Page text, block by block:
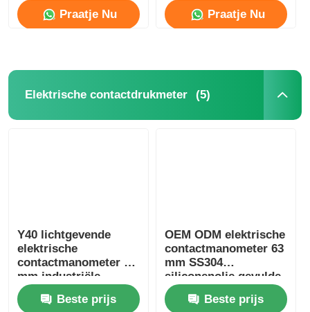
Praatje Nu
apparatuurPraatje Nu
Elektrische contactdrukmeter (5)
Y40 lichtgevende
elektrische
contactmanometer 40
mm industriële
alarmschakelaar
drukbewakingsinstrument
Beste prijs
OEM ODM elektrische
contactmanometer 63
mm SS304
siliconenolie gevulde
manometer
Beste prijs